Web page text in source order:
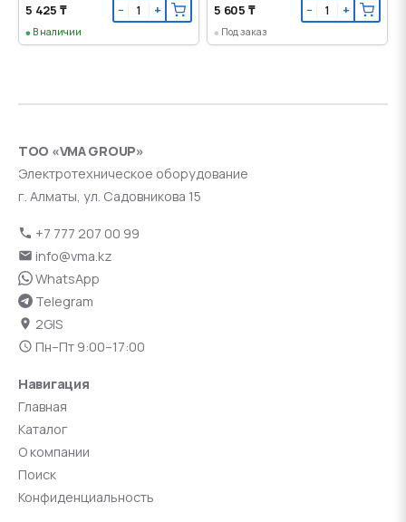
5 425 ₸ − +
В наличии
5 605 ₸ − +
Под заказ
ТОО «VMA GROUP»
Электротехническое оборудование
г. Алматы, ул. Садовникова 15
+7 777 207 00 99
info@vma.kz
WhatsApp
Telegram
2GIS
Пн–Пт 9:00–17:00
Навигация
Главная
Каталог
О компании
Поиск
Конфиденциальность